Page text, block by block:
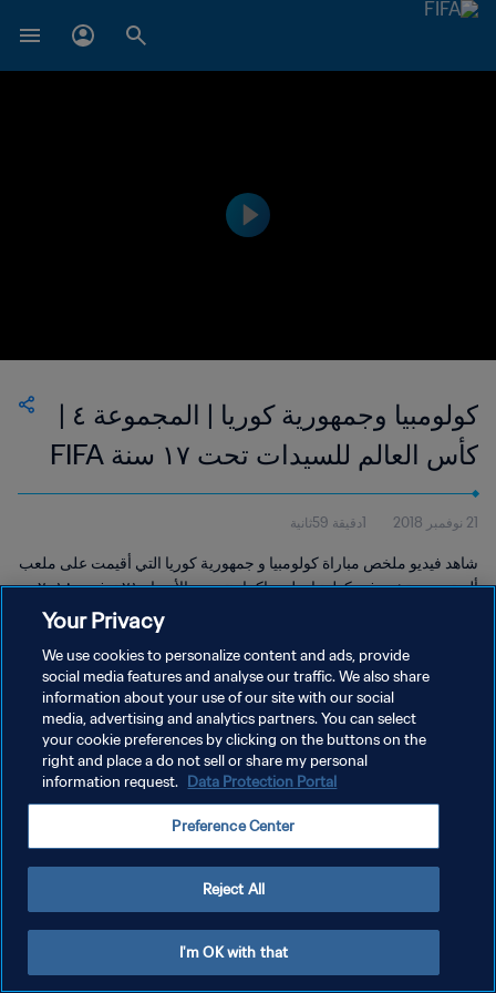
كولومبيا وجمهورية كوريا | المجموعة ٤ |
كأس العالم للسيدات تحت ١٧ سنة FIFA
الأوروغواي ٢٠١٨™ | فيديو ملخص
21 نوفمبر 2018 1دقيقة 59ثانية
شاهد فيديو ملخص مباراة كولومبيا و جمهورية كوريا التي أقيمت على ملعب
ألبرتو سوبيتشي في كولونيا ديل ساكرامنتو يوم الأربعاء ٢١ نوفمبر ٢٠١٨.
سياسة الخصوصية
إدارة تفضيلات ملفات تعريف الارتباط
Your Privacy
We use cookies to personalize content and ads, provide
social media features and analyse our traffic. We also share
information about your use of our site with our social
media, advertising and analytics partners. You can select
your cookie preferences by clicking on the buttons on the
right and place a do not sell or share my personal
information request. Data Protection Portal
Preference Center
Reject All
I'm OK with that